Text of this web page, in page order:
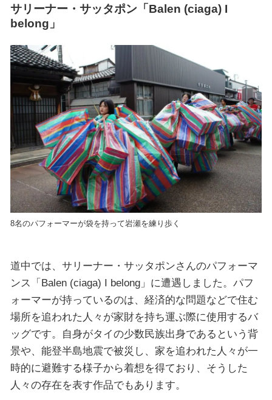
サリーナー・サッタポン「Balen (ciaga) I
belong」
8名のパフォーマーが袋を持って岩瀬を練り歩く
道中では、サリーナー・サッタポンさんのパフォーマ
ンス「Balen (ciaga) I belong」に遭遇しました。パフ
ォーマーが持っているのは、経済的な問題などで住む
場所を追われた人々が家財を持ち運ぶ際に使用するバ
ッグです。自身がタイの少数民族出身であるという背
景や、能登半島地震で被災し、家を追われた人々が一
時的に避難する様子から着想を得ており、そうした
人々の存在を表す作品でもあります。